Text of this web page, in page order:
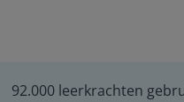
92.000 leerkrachten